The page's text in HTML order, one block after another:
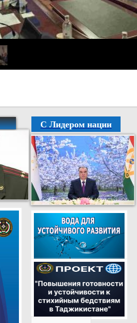
С Лидером нации